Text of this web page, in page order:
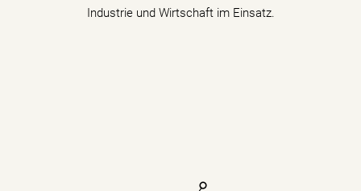
Industrie und Wirtschaft im Einsatz.